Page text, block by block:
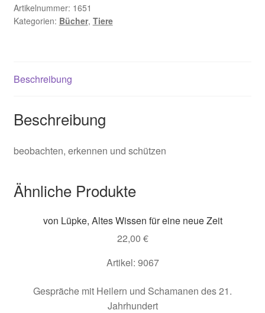
Artikelnummer: 1651
Kategorien: Bücher, Tiere
Beschreibung
Beschreibung
beobachten, erkennen und schützen
Ähnliche Produkte
von Lüpke, Altes Wissen für eine neue Zeit
22,00 €
Artikel: 9067
Gespräche mit Heilern und Schamanen des 21.
Jahrhundert